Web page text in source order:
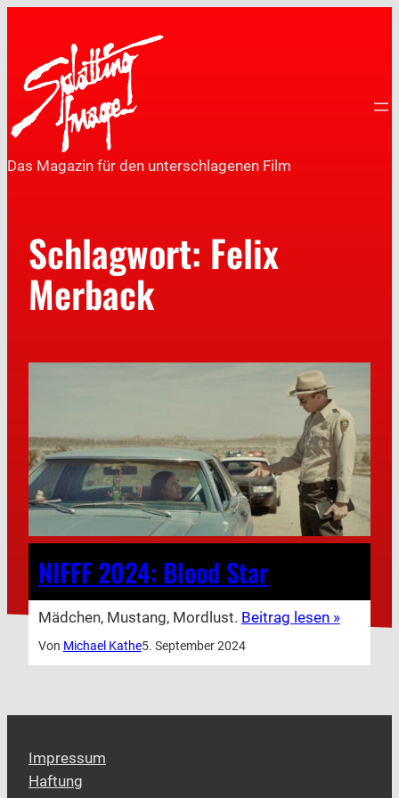
Das Magazin für den unterschlagenen Film
Schlagwort: Felix
Merback
NIFFF 2024: Blood Star
Mädchen, Mustang, Mordlust. Beitrag lesen »
Von Michael Kathe5. September 2024
Impressum
Haftung